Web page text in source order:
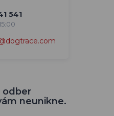
541
odber
neunikne.